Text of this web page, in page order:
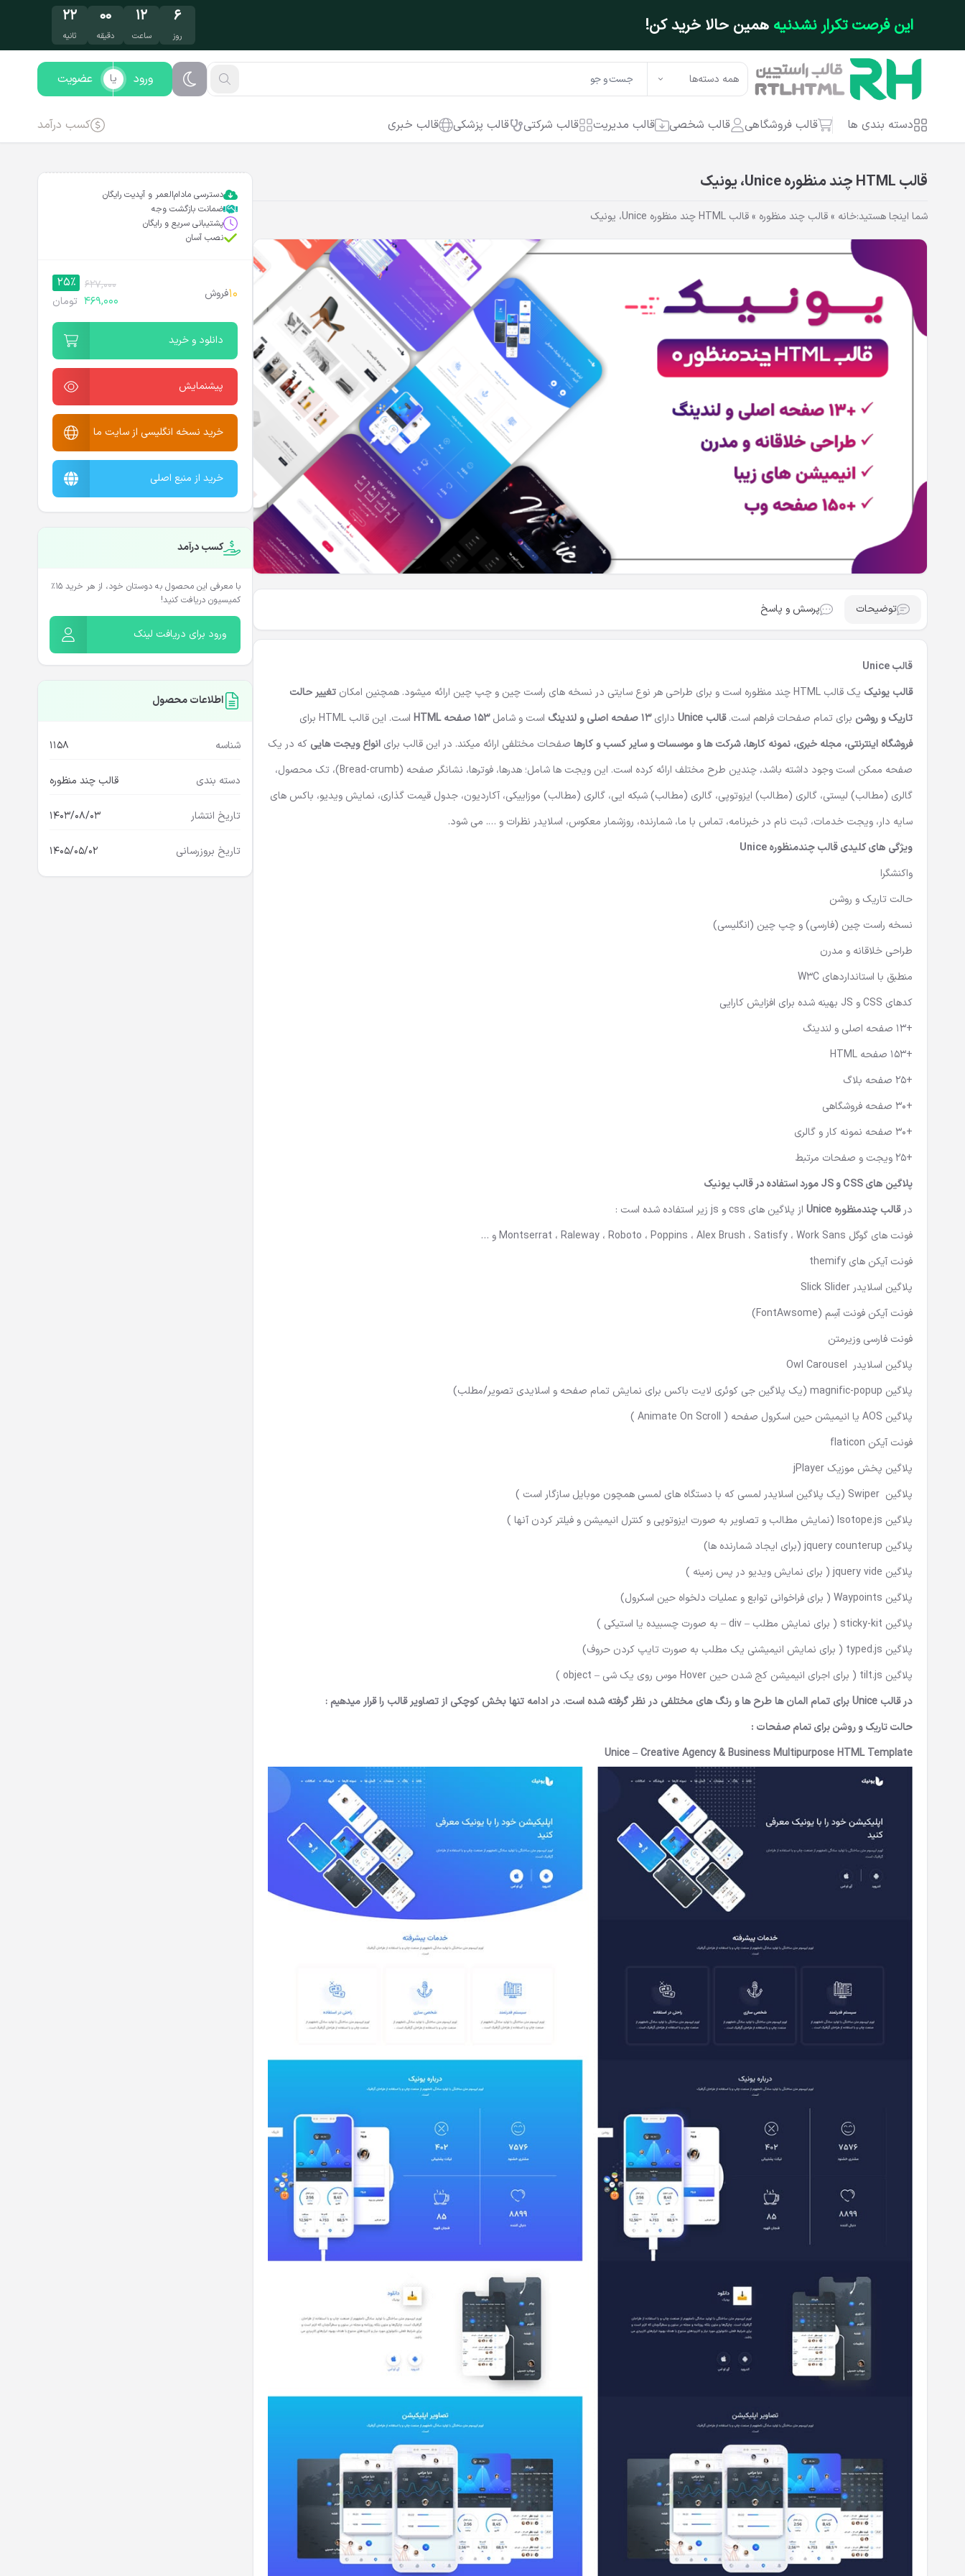
این فرصت تکرار نشدنیه همین حالا خرید کن! ۶
روز
۱۲
ساعت
۰۰
دقیقه
۲۱
ثانیه
همه دسته‌ها ورود عضویت یا
دسته بندی ها قالب فروشگاهی قالب شخصی قالب مدیریت قالب شرکتی قالب پزشکی قالب خبری کسب درآمد
قالب HTML چند منظوره Unice، یونیک
شما اینجا هستید:خانه »قالب چند منظوره »قالب HTML چند منظوره Unice، یونیک
توضیحات پرسش و پاسخ
قالب Unice
قالب یونیک یک قالب HTML چند منظوره است و برای طراحی هر نوع سایتی در نسخه های راست چین و چپ چین ارائه میشود. همچنین امکان تغییر حالت
تاریک و روشن برای تمام صفحات فراهم است.قالب Unice دارای13 صفحه اصلی و لندینگ است و شامل153 صفحه HTML است. این قالب HTML
برای
فروشگاه اینترنتی، مجله خبری، نمونه کارها، شرکت ها و موسسات و سایر کسب و کارها صفحات مختلفی ارائه میکند. در این قالب برای انواع ویجت هایی که در یک
صفحه ممکن است وجود داشته باشد، چندین طرح مختلف ارائه کرده است. این ویجت ها شامل؛ هدرها، فوترها، نشانگر صفحه (Bread-crumb)، تک محصول،
گالری (مطالب) لیستی، گالری (مطالب) ایزوتوپی، گالری (مطالب) شبکه ایی، گالری (مطالب) موزاییکی، آکاردیون، جدول قیمت گذاری، نمایش ویدیو، باکس های
سایه دار، ویجت خدمات، ثبت نام در خبرنامه، تماس با ما، شمارنده، روزشمار معکوس، اسلایدر نظرات و …. می شود.
ویژگی های کلیدی قالب چندمنظورهUnice
واکنشگرا
حالت تاریک و روشن
نسخه راست چین (فارسی) و چپ چین (انگلیسی)
طراحی خلاقانه و مدرن
منطبق با استانداردهای W3C
کدهای CSS و JS بهینه شده برای افزایش کارایی
+13 صفحه اصلی و لندینگ
+153 صفحه HTML
+25 صفحه بلاگ
+30 صفحه فروشگاهی
+30 صفحه نمونه کار و گالری
+25 ویجت و صفحات مرتبط
پلاگین های CSS و JS مورد استفاده در قالب
یونیک
درقالب چندمنظوره Unice
از پلاگین های css و js زیر استفاده شده است :
فونت های گوگل Montserrat ، Raleway ، Roboto ، Poppins ، Alex Brush ، Satisfy ، Work Sans و …
فونت آیکن های themify
پلاگین اسلایدر Slick Slider
فونت آیکن فونت آسِم (FontAwsome)
فونت فارسی وزیرمتن
پلاگین اسلایدر Owl Carousel
پلاگین magnific-popup (یک پلاگین جی کوئری لایت باکس برای نمایش تمام صفحه و اسلایدی تصویر/مطلب)
پلاگین AOS یا انیمیشن حین اسکرول صفحه ( Animate On Scroll )
فونت آیکن flaticon
پلاگین پخش موزیک jPlayer
پلاگین Swiper (یک پلاگین اسلایدر لمسی که با دستگاه های لمسی همچون موبایل سازگار است )
پلاگین Isotope.js (نمایش مطالب و تصاویر به صورت ایزوتوپی و کنترل انیمیشن و فیلتر کردن آنها )
پلاگین jquery counterup (برای ایجاد شمارنده ها)
پلاگین jquery vide ( برای نمایش ویدیو در پس زمینه )
پلاگین Waypoints ( برای فراخوانی توابع و عملیات دلخواه حین اسکرول)
پلاگین sticky-kit ( برای نمایش مطلب – div – به صورت چسبیده یا استیکی )
پلاگین typed.js ( برای نمایش انیمیشنی یک مطلب به صورت تایپ کردن حروف)
پلاگین tilt.js ( برای اجرای انیمیشن کج شدن حین Hover موس روی یک شی – object )
در قالب Unice برای تمام المان ها طرح ها و رنگ های مختلفی در نظر گرفته شده است. در ادامه تنها بخش کوچکی از تصاویر قالب را قرار میدهیم :
حالت تاریک و روشن برای تمام صفحات :
Unice – Creative Agency & Business Multipurpose HTML Template
دسترسی مادام‌العمر و آپدیت رایگان
ضمانت بازگشت وجه
پشتیبانی سریع و رایگان
نصب آسان
10فروش
627,000
25%
469,000 تومان
دانلود و خرید
پیشنمایش
خرید نسخه انگلیسی از سایت ما
خرید از منبع اصلی
کسب درآمد
با معرفی این محصول به دوستان خود، از هر خرید ۱۵٪
کمیسیون دریافت کنید!
ورود برای دریافت لینک
اطلاعات محصول
شناسه 1158
دسته بندی قالب چند منظوره
تاریخ انتشار 1403/08/03
تاریخ بروزرسانی 1405/05/02